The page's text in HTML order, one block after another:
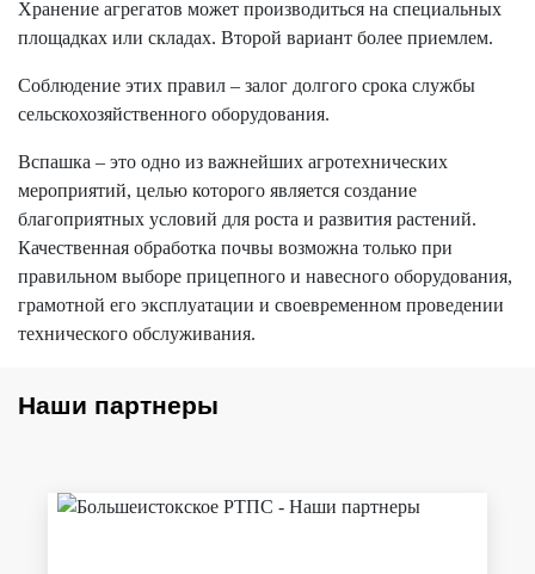
Хранение агрегатов может производиться на специальных
площадках или складах. Второй вариант более приемлем.
Соблюдение этих правил – залог долгого срока службы
сельскохозяйственного оборудования.
Вспашка – это одно из важнейших агротехнических
мероприятий, целью которого является создание
благоприятных условий для роста и развития растений.
Качественная обработка почвы возможна только при
правильном выборе прицепного и навесного оборудования,
грамотной его эксплуатации и своевременном проведении
технического обслуживания.
Наши партнеры